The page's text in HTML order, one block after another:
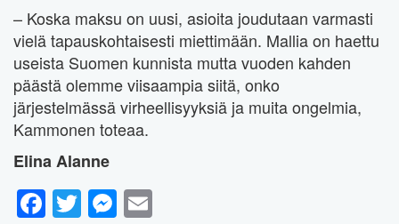
– Koska maksu on uusi, asioita joudutaan varmasti
vielä tapauskohtaisesti miettimään. Mallia on haettu
useista Suomen kunnista mutta vuoden kahden
päästä olemme viisaampia siitä, onko
järjestelmässä virheellisyyksiä ja muita ongelmia,
Kammonen toteaa.
Elina Alanne
Facebook
TwitterMessenger